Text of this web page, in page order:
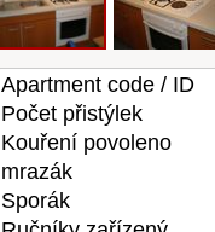
Apartment code / ID
Počet přistýlek
Kouření povoleno
mrazák
Sporák